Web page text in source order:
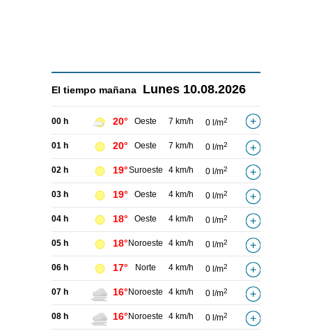
El tiempo mañana Lunes 10.08.2026
00 h 20° Oeste 7 km/h 0 l/m2
01 h 20° Oeste 7 km/h 0 l/m2
02 h 19°Suroeste 4 km/h 0 l/m2
03 h 19° Oeste 4 km/h 0 l/m2
04 h 18° Oeste 4 km/h 0 l/m2
05 h 18° Noroeste 4 km/h 0 l/m2
06 h 17° Norte 4 km/h 0 l/m2
07 h 16° Noroeste 4 km/h 0 l/m2
08 h 16° Noroeste 4 km/h 0 l/m2